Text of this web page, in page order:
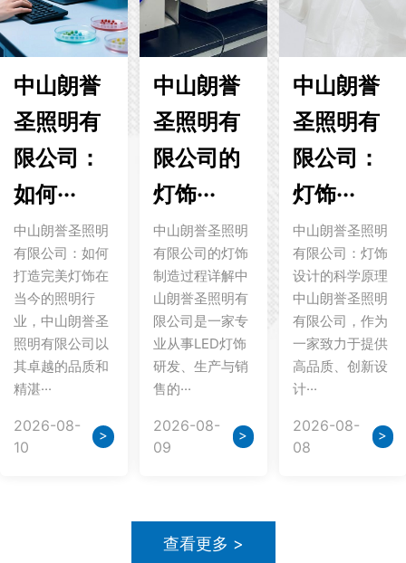
中山朗誉
圣照明有
限公司：
如何···
中山朗誉圣照明
有限公司：如何
打造完美灯饰在
当今的照明行
业，中山朗誉圣
照明有限公司以
其卓越的品质和
精湛···
2026-08-
10
>
中山朗誉
圣照明有
限公司的
灯饰···
中山朗誉圣照明
有限公司的灯饰
制造过程详解中
山朗誉圣照明有
限公司是一家专
业从事LED灯饰
研发、生产与销
售的···
2026-08-
09
>
中山朗誉
圣照明有
限公司：
灯饰···
中山朗誉圣照明
有限公司：灯饰
设计的科学原理
中山朗誉圣照明
有限公司，作为
一家致力于提供
高品质、创新设
计···
2026-08-
08
>
查看更多 >